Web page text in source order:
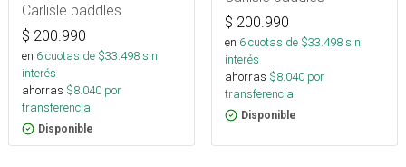
Carlisle paddles
$ 200.990
en 6cuotas de $33.498sin
interés
ahorras $8.040 por
transferencia.
Disponible
$ 200.990
en 6cuotas de $33.498sin
interés
ahorras $8.040 por
transferencia.
Disponible